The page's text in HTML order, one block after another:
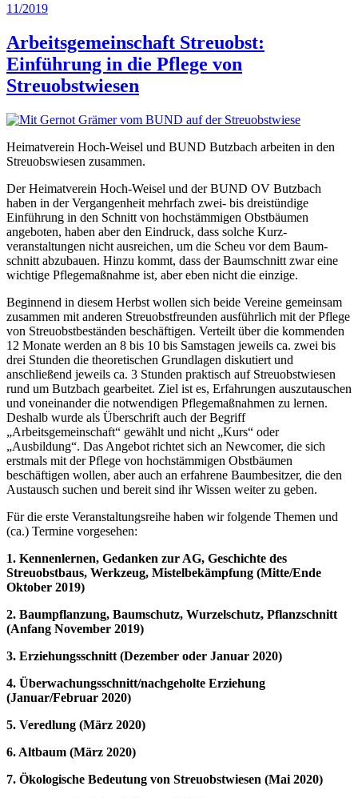
Veröffentlicht
11/2019
Arbeitsgemeinschaft Streuobst:
Einführung in die Pflege von
Streuobstwiesen
Heimatverein Hoch-Weisel und BUND Butzbach arbeiten in den
Streuobswiesen zusammen.
Der Heimatverein Hoch-Weisel und der BUND OV Butzbach
haben in der Vergangenheit mehrfach zwei- bis drei­stündige
Einführung in den Schnitt von hochstämmigen Obst­bäumen
angeboten, haben aber den Eindruck, dass solche Kurz­
veranstaltungen nicht ausreichen, um die Scheu vor dem Baum­
schnitt abzubauen. Hinzu kommt, dass der Baumschnitt zwar eine
wichtige Pflegemaßnahme ist, aber eben nicht die einzige.
Beginnend in diesem Herbst wollen sich beide Vereine gemeinsam
zusammen mit anderen Streuobstfreunden ausführlich mit der Pflege
von Streuobstbeständen beschäftigen. Verteilt über die kommenden
12 Monate werden an 8 bis 10 bis Samstagen jeweils ca. zwei bis
drei Stunden die theoretischen Grundlagen diskutiert und
anschließend jeweils ca. 3 Stunden praktisch auf Streu­obstwiesen
rund um Butzbach gearbeitet. Ziel ist es, Erfahrungen auszutauschen
und voneinander die notwendigen Pflegemaßnahmen zu lernen.
Deshalb wurde als Überschrift auch der Begriff
„Arbeitsgemeinschaft“ gewählt und nicht „Kurs“ oder
„Ausbildung“. Das Angebot richtet sich an Newcomer, die sich
erstmals mit der Pflege von hochstämmigen Obstbäumen
beschäftigen wollen, aber auch an erfahrene Baumbesitzer, die den
Austausch suchen und bereit sind ihr Wissen weiter zu geben.
Für die erste Veranstaltungsreihe haben wir folgende Themen und
(ca.) Termine vorgesehen:
1. Kennenlernen, Gedanken zur AG, Geschichte des
Streuobstbaus, Werkzeug, Mistelbekämpfung (Mitte/Ende
Oktober 2019)
2. Baumpflanzung, Baumschutz, Wurzelschutz, Pflanzschnitt
(Anfang November 2019)
3. Erziehungsschnitt (Dezember oder Januar 2020)
4. Überwachungsschnitt/nachgeholte Erziehung
(Januar/Februar 2020)
5. Veredlung (März 2020)
6. Altbaum (März 2020)
7. Ökologische Bedeutung von Streuobstwiesen (Mai 2020)